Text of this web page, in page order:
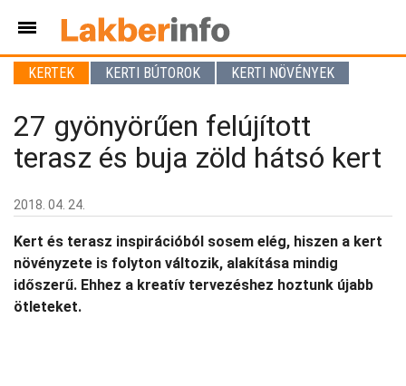
KERTEK KERTI BÚTOROK KERTI NÖVÉNYEK
27 gyönyörűen felújított
terasz és buja zöld hátsó kert
2018. 04. 24.
Kert és terasz inspirációból sosem elég, hiszen a kert
növényzete is folyton változik, alakítása mindig
időszerű. Ehhez a kreatív tervezéshez hoztunk újabb
ötleteket.